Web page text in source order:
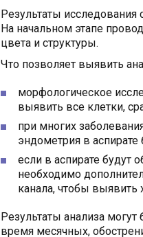
Результаты исследования
На начальном этапе
цвета и структуры.
Что позволяет выявить
морфологическое
выявить все клетки,
при многих
эндометрия в
если в аспирате будут
необходимо
канала, чтобы выявить
Результаты анализа
время месячных,